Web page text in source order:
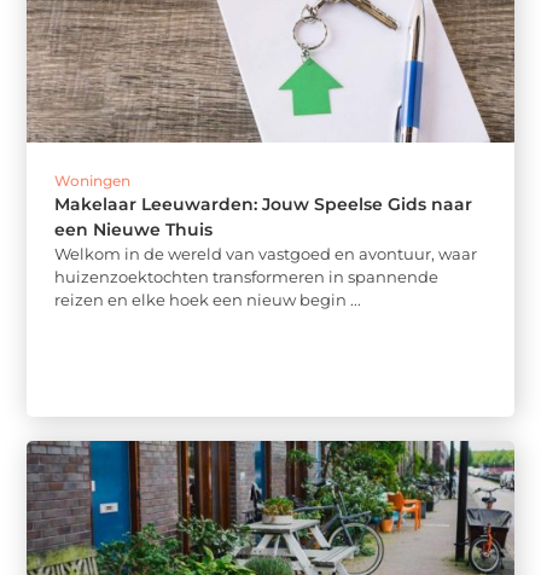
Woningen
Makelaar Leeuwarden: Jouw Speelse Gids naar
een Nieuwe Thuis
Welkom in de wereld van vastgoed en avontuur, waar
huizenzoektochten transformeren in spannende
reizen en elke hoek een nieuw begin ...